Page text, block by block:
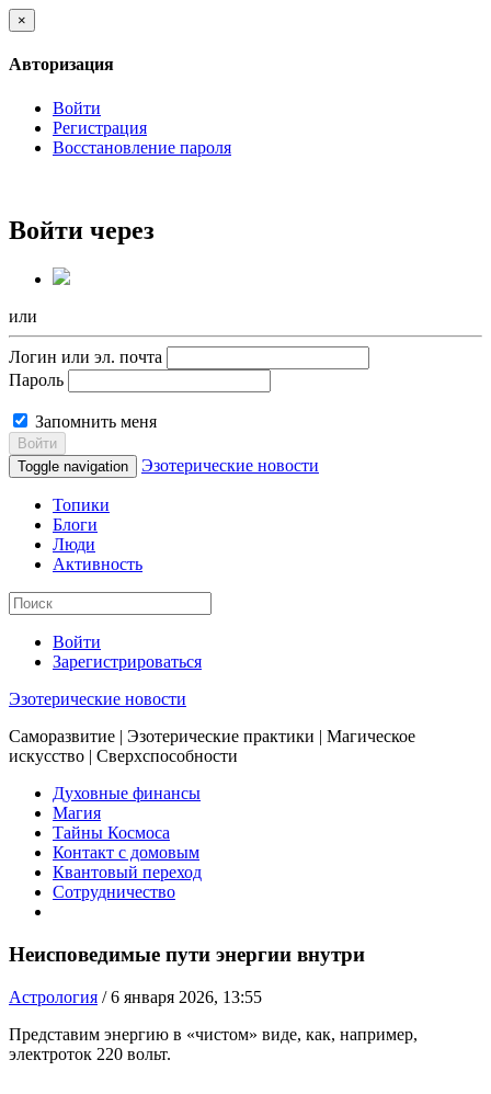
×
Авторизация
Войти
Регистрация
Восстановление пароля
Войти через
или
Логин или эл. почта
Пароль
Запомнить меня
Войти
Toggle navigation
Эзотерические новости
Топики
Блоги
Люди
Активность
Войти
Зарегистрироваться
Эзотерические новости
Саморазвитие | Эзотерические практики | Магическое
искусство | Сверхспособности
Духовные финансы
Магия
Тайны Космоса
Контакт с домовым
Квантовый переход
Сотрудничество
Неисповедимые пути энергии внутри
Астрология /6 января 2026, 13:55
Представим энергию в «чистом» виде, как, например,
электроток 220 вольт.